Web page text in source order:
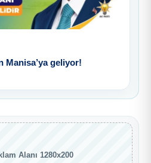
Manisa’ya geliyor!
Alanı 1280x200